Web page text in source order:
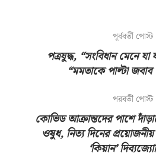
পূর্ববর্তী পোস্ট
পত্রযুদ্ধ, “সংবিধান মেনে
“মমতাকে পাল্টা
পরবর্তী পোস্ট
কোভিড আক্রান্তদের পাশে
ওষুধ, নিত্য দিনের
‘কিয়ান’